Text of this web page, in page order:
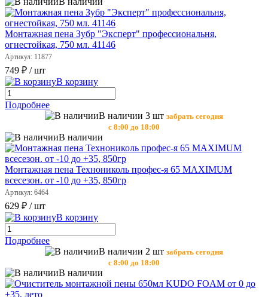
Монтажная пена Зубр "Эксперт" профессиональня,
огнестойкая, 750 мл. 41146
Артикул: 11877
749 ₽ / шт
В корзину
Подробнее
В наличии 3 шт забрать сегодня
с 8:00 до 18:00
В наличии
Монтажная пена Технониколь профес-я 65 MAXIMUM
всесезон. от -10 до +35, 850гр
Артикул: 6464
629 ₽ / шт
В корзину
Подробнее
В наличии 2 шт забрать сегодня
с 8:00 до 18:00
В наличии